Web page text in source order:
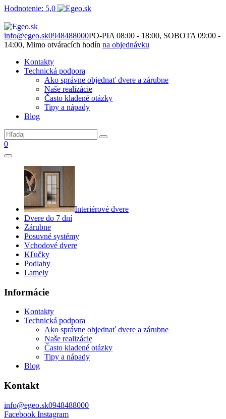
Hodnotenie: 5,0
info@egeo.sk0948488000PO-PIA 08:00 - 18:00, SOBOTA 09:00 -
14:00, Mimo otváracích hodín na objednávku
Kontakty
Technická podpora
Ako správne objednať dvere a zárubne
Naše realizácie
Často kladené otázky
Tipy a nápady
Blog
0
Interiérové dvere
Dvere do 7 dní
Zárubne
Posuvné systémy
Vchodové dvere
Kľučky
Podlahy
Lamely
Informácie
Kontakty
Technická podpora
Ako správne objednať dvere a zárubne
Naše realizácie
Často kladené otázky
Tipy a nápady
Blog
Kontakt
info@egeo.sk0948488000
Facebook Instagram